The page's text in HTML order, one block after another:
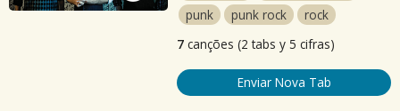
punk
punk rock
rock
7 canções (2 tabs y 5 cifras)
Enviar Nova Tab